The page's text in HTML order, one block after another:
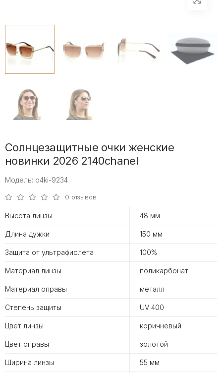
Солнцезащитные очки женские
новинки 2026 2140chanel
Модель: o4ki-9234
0 отзывов
Высота линзы 48 мм
Длина дужки 150 мм
Защита от ультрафиолета 100%
Материал линзы поликарбонат
Материал оправы металл
Степень защиты UV 400
Цвет линзы коричневый
Цвет оправы золотой
Ширина линзы 55 мм